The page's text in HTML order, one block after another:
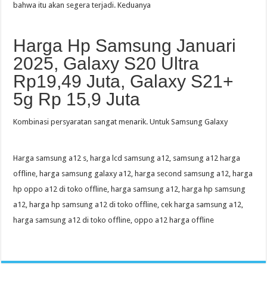
bahwa itu akan segera terjadi. Keduanya
Harga Hp Samsung Januari
2025, Galaxy S20 Ultra
Rp19,49 Juta, Galaxy S21+
5g Rp 15,9 Juta
Kombinasi persyaratan sangat menarik. Untuk Samsung Galaxy
Harga samsung a12 s, harga lcd samsung a12, samsung a12 harga
offline, harga samsung galaxy a12, harga second samsung a12, harga
hp oppo a12 di toko offline, harga samsung a12, harga hp samsung
a12, harga hp samsung a12 di toko offline, cek harga samsung a12,
harga samsung a12 di toko offline, oppo a12 harga offline